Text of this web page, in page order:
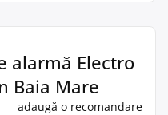
alarmă Electro
Baia Mare
adaugă o recomandare